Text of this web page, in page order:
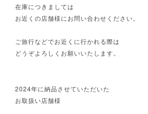
在庫につきましては
お近くの店舗様にお問い合わせください。
ご旅行などでお近くに行かれる際は
どうぞよろしくお願いいたします。
2024年に納品させていただいた
お取扱い店舗様